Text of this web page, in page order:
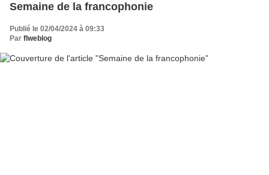
Semaine de la francophonie
Publié le 02/04/2024 à 09:33
Par flweblog